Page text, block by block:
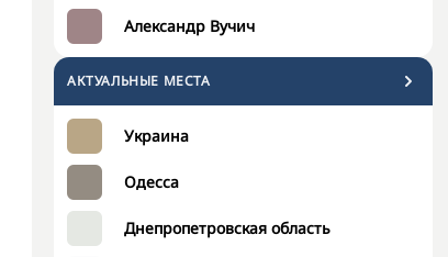
Александр Вучич
АКТУАЛЬНЫЕ МЕСТА
Украина
Одесса
Днепропетровская область